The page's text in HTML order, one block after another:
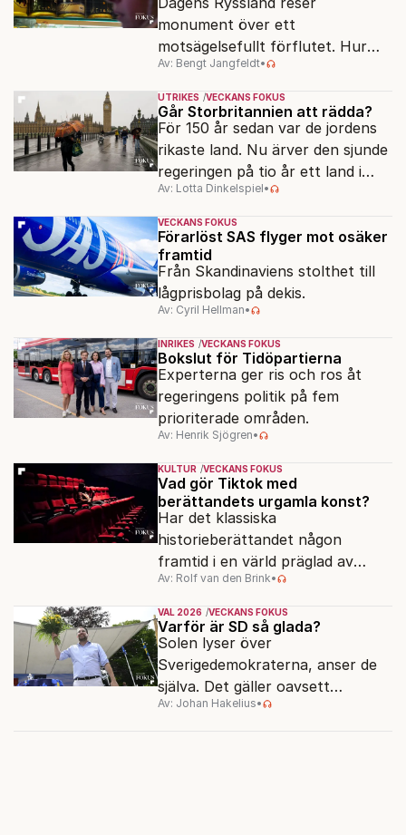
monument över ett
motsägelsefullt förflutet. Hur
kunde två revolutioner förändra
hela samhället – utan att rubba
den ryska statsidén?
Av: Bengt Jangfeldt•
UTRIKES VECKANS FOKUS
Går Storbritannien att rädda?
För 150 år sedan var de jordens
rikaste land. Nu ärver den sjunde
regeringen på tio år ett land i
politiskt och ekonomiskt kaos.
Av: Lotta Dinkelspiel•
VECKANS FOKUS
Förarlöst SAS flyger mot osäker
framtid
Från Skandinaviens stolthet till
lågprisbolag på dekis.
Av: Cyril Hellman•
INRIKES VECKANS FOKUS
Bokslut för Tidöpartierna
Experterna ger ris och ros åt
regeringens politik på fem
prioriterade områden.
Av: Henrik Sjögren•
KULTUR VECKANS FOKUS
Vad gör Tiktok med
berättandets urgamla konst?
Har det klassiska
historieberättandet någon
framtid i en värld präglad av
underhållning, effektsökeri och
sekundsnabba kickar?
Av: Rolf van den Brink•
VAL 2026 VECKANS FOKUS
Varför är SD så glada?
Solen lyser över
Sverigedemokraterna, anser de
själva. Det gäller oavsett
valutgången i höst.
Av: Johan Hakelius•